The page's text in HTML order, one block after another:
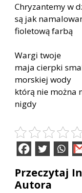
Chryzantemy w
są jak
fioletową farbą
Wargi twoje
maja cierpki
morskiej wody
którą nie można
nigdy
Przeczytaj
Autora